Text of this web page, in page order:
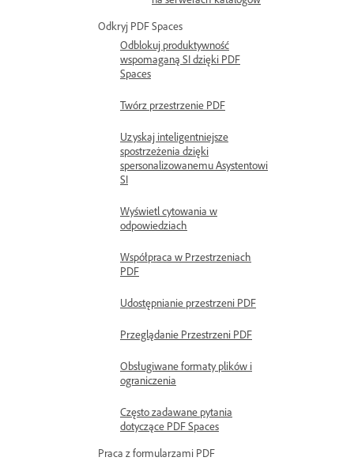
Odkryj PDF Spaces
Odblokuj produktywność
wspomaganą SI dzięki PDF
Spaces
Twórz przestrzenie PDF
Uzyskaj inteligentniejsze
spostrzeżenia dzięki
spersonalizowanemu Asystentowi
SI
Wyświetl cytowania w
odpowiedziach
Współpraca w Przestrzeniach
PDF
Udostępnianie przestrzeni PDF
Przeglądanie Przestrzeni PDF
Obsługiwane formaty plików i
ograniczenia
Często zadawane pytania
dotyczące PDF Spaces
Praca z formularzami PDF